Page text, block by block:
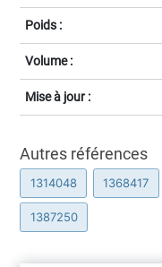
Poids :
Volume :
Mise à jour :
Autres références
1314048 1368417
1387250